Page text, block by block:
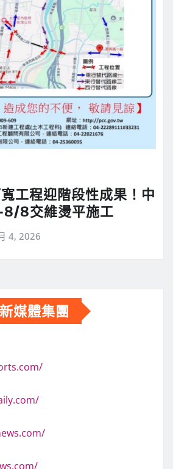
工程迎階段性成果！中
8交維燙平施工
4, 2026
媒體集團